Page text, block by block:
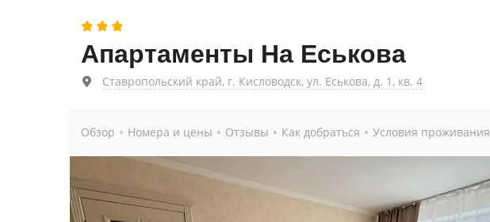
Апартаменты На Еськова
Ставропольский край, г. Кисловодск, ул. Еськова, д. 1, кв. 4
Обзор Номера и цены Отзывы Как добраться Условия проживания